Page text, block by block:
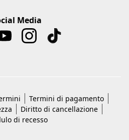
Media
Termini di pagamento
Diritto di cancellazione
di recesso